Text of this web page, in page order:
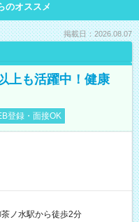
のオススメ
掲載日：2026.08.07
上も活躍中！健康
登録・面接OK
ノ水駅から徒歩2分